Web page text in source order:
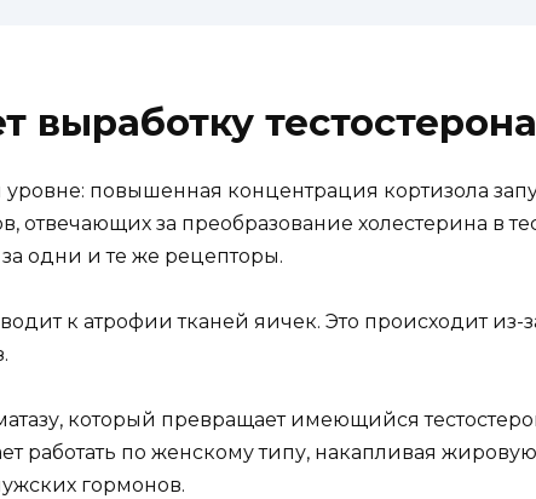
выработку тестостерона
повышенная концентрация кортизола
за преобразование холестерина в
одни и те же рецепторы.
к атрофии тканей яичек. Это происходит из-
который превращает имеющийся
по женскому типу, накапливая жировую
гормонов.